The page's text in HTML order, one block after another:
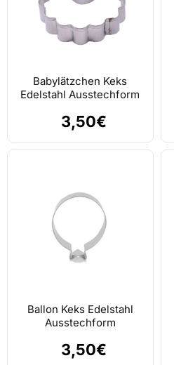
Babylätzchen Keks
Edelstahl Ausstechform
3,50€
Ballon Keks Edelstahl
Ausstechform
3,50€